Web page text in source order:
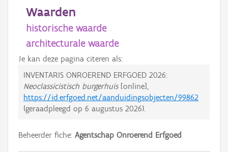
Waarden
historische waarde
architecturale waarde
Je kan deze pagina citeren als:
INVENTARIS ONROEREND ERFGOED 2026:
Neoclassicistisch burgerhuis[online],
https://id.erfgoed.net/aanduidingsobjecten/99862
(geraadpleegd op 6 augustus 2026).
Beheerder fiche: Agentschap Onroerend Erfgoed